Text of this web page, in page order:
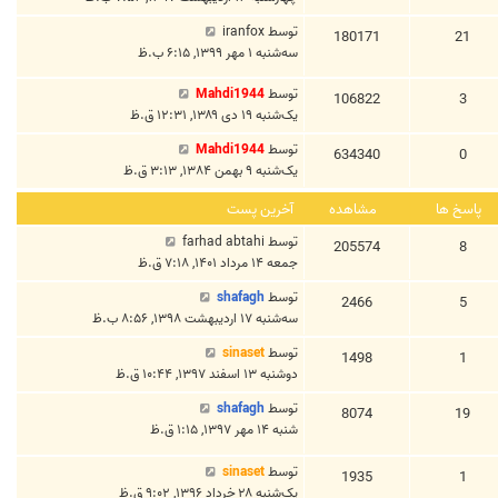
21
180171 توسطiranfox
سه‌شنبه ۱ مهر ۱۳۹۹, ۶:۱۵ ب.ظ
3
106822 توسطMahdi1944
یک‌شنبه ۱۹ دی ۱۳۸۹, ۱۲:۳۱ ق.ظ
0
634340 توسطMahdi1944
یک‌شنبه ۹ بهمن ۱۳۸۴, ۳:۱۳ ق.ظ
پاسخ ها مشاهده آخرین پست
8
205574 توسط farhad abtahi
جمعه ۱۴ مرداد ۱۴۰۱, ۷:۱۸ ق.ظ
5
2466 توسط shafagh
سه‌شنبه ۱۷ اردیبهشت ۱۳۹۸, ۸:۵۶ ب.ظ
1
1498 توسطsinaset
دوشنبه ۱۳ اسفند ۱۳۹۷, ۱۰:۴۴ ق.ظ
19
8074 توسط shafagh
شنبه ۱۴ مهر ۱۳۹۷, ۱:۱۵ ق.ظ
1
1935 توسطsinaset
یک‌شنبه ۲۸ خرداد ۱۳۹۶, ۹:۰۲ ق.ظ